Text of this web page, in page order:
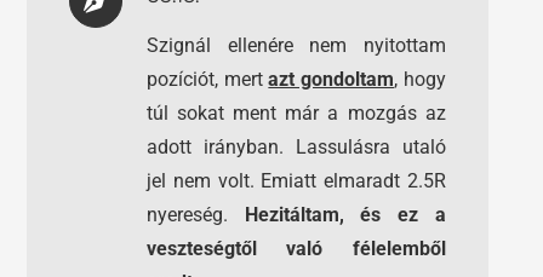
Szignál ellenére nem nyitottam
pozíciót, mertazt gondoltam, hogy
túl sokat ment már a mozgás az
adott irányban. Lassulásra utaló
jel nem volt. Emiatt elmaradt 2.5R
nyereség. Hezitáltam, és ez a
veszteségtől való félelemből